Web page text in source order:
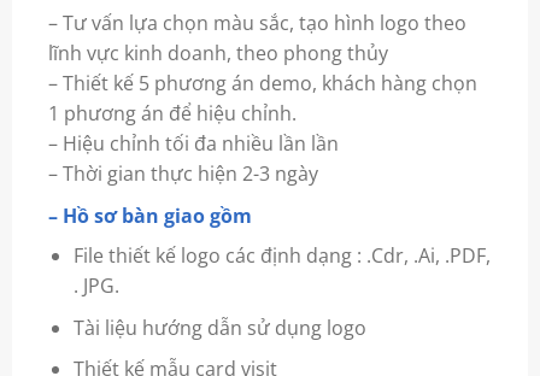
– Tư vấn lựa chọn màu sắc, tạo hình logo theo
lĩnh vực kinh doanh, theo phong thủy
– Thiết kế 5 phương án demo, khách hàng chọn
1 phương án để hiệu chỉnh.
– Hiệu chỉnh tối đa nhiều lần lần
– Thời gian thực hiện 2-3 ngày
– Hồ sơ bàn giao gồm
File thiết kế logo các định dạng : .Cdr, .Ai, .PDF,
. JPG.
Tài liệu hướng dẫn sử dụng logo
Thiết kế mẫu card visit